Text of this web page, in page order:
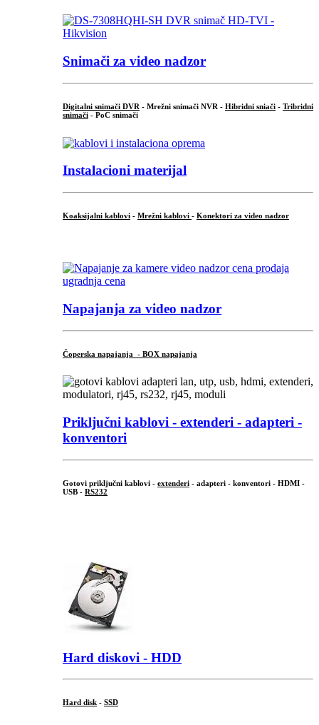
Snimači za video nadzor
Digitalni snimači DVR - Mrežni snimači NVR - Hibridni sniači - Tribridni
snimači - PoC snimači
Instalacioni materijal
Koaksijalni kablovi - Mrežni kablovi - Konektori za video nadzor
Napajanja za video nadzor
Čoperska napajanja - BOX napajanja
Priključni kablovi - extenderi - adapteri -
konventori
Gotovi priključni kablovi - extenderi - adapteri - konventori - HDMI -
USB - RS232
Hard diskovi - HDD
Hard disk - SSD